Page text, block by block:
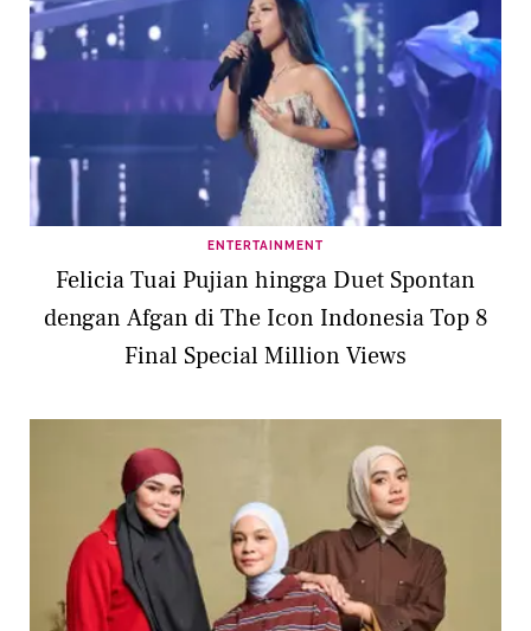
ENTERTAINMENT
Felicia Tuai Pujian hingga Duet Spontan
dengan Afgan di The Icon Indonesia Top 8
Final Special Million Views